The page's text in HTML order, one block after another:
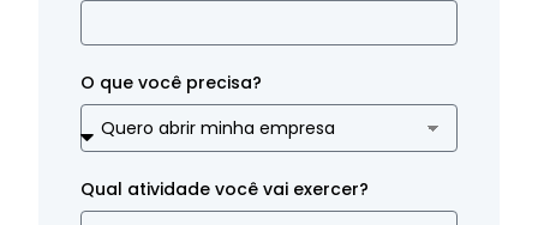
O que você precisa?
Qual atividade você vai exercer?